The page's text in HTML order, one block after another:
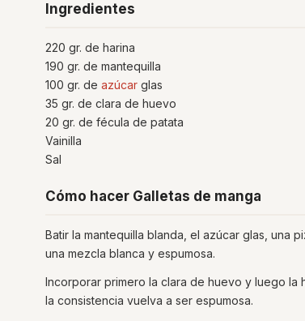
Ingredientes
220 gr. de harina
190 gr. de mantequilla
100 gr. de azúcar glas
35 gr. de clara de huevo
20 gr. de fécula de patata
Vainilla
Sal
Cómo hacer Galletas de manga
Batir la mantequilla blanda, el azúcar glas, una
una mezcla blanca y espumosa.
Incorporar primero la clara de huevo y luego la
la consistencia vuelva a ser espumosa.